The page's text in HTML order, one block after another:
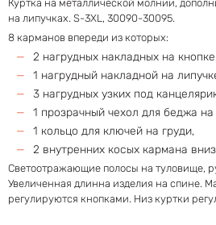
Куртка на металлической молнии,
на липучках. S-3XL, 30090-30095.
8 карманов впереди из которых:
2 нагрудных накладных на кнопке,
1 нагрудный накладной на
3 нагрудных узких под
1 прозрачный чехол для беджа на
1 кольцо для ключей на груди,
2 внутренних косых кармана
Светоотражающие полосы на туловище,
Увеличенная длинна изделия на спине.
регулируются кнопками. Низ куртки